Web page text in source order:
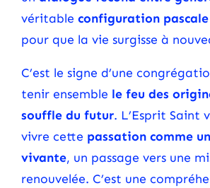
véritable configuration pascale
pour que la vie surgisse à
C’est le signe d’une
tenir ensemble le feu des
souffle du futur. L’Esprit Saint
vivre cette passation comme
vivante, un passage vers une
renouvelée. C’est une